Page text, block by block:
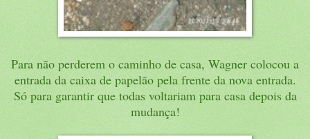
Para não perderem o caminho de casa, Wagner colocou a
entrada da caixa de papelão pela frente da nova entrada.
Só para garantir que todas voltariam para casa depois da
mudança!